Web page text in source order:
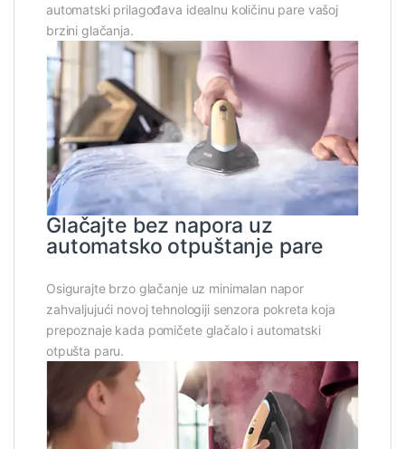
automatski prilagođava idealnu količinu pare vašoj
brzini glačanja.
Glačajte bez napora uz
automatsko otpuštanje pare
Osigurajte brzo glačanje uz minimalan napor
zahvaljujući novoj tehnologiji senzora pokreta koja
prepoznaje kada pomičete glačalo i automatski
otpušta paru.